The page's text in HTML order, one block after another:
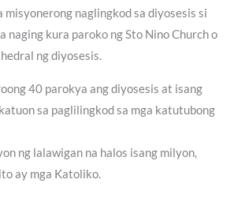
misyonerong naglingkod sa diyosesis si
naging kura paroko ng Sto Nino Church o
ng diyosesis.
40 parokya ang diyosesis at isang
sa paglilingkod sa mga katutubong
ng lalawigan na halos isang milyon,
ay mga Katoliko.